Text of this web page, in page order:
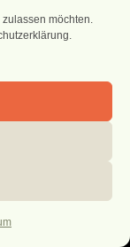
möchten.